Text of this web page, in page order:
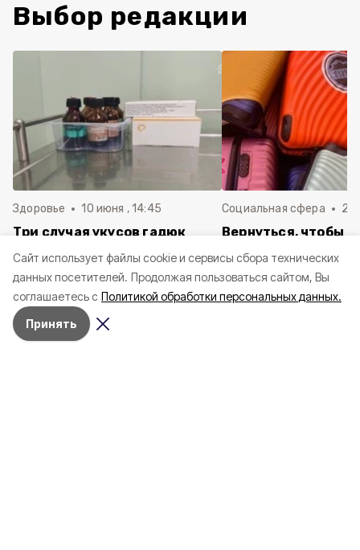
Cайт использует файлы cookie и сервисы сбора технических
данных посетителей. Продолжая пользоваться сайтом, Вы
соглашаетесь с Политикой обработки персональных данных.
Принять
Выбор редакции
Здоровье 10 июня , 14:45
Три случая укусов гадюк
Белгородской области с
начала года
Социальная сфера 20
Вернуться, чтобы
в Белгородскую
пять лет